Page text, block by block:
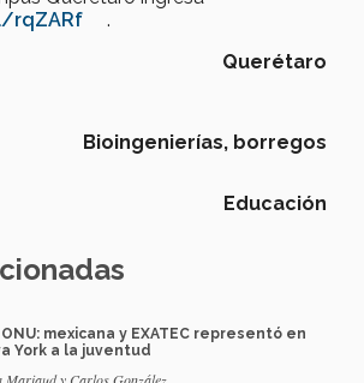
rqZARf .
Querétaro
Bioingenierías, borregos
Educación
mexicana y EXATEC representó en
York a la juventud
Mariaud y Carlos González